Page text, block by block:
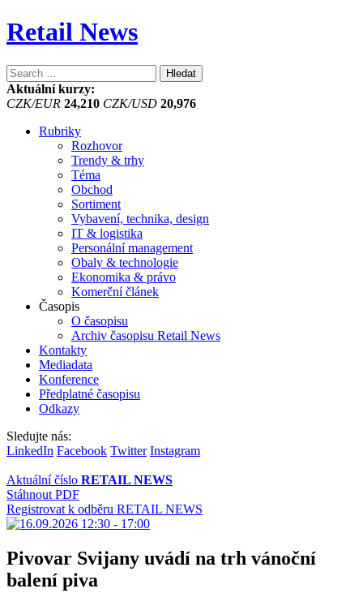
Retail News
Vyhledávání
Aktuální kurzy:
CZK/EUR 24,210 CZK/USD 20,976
Rubriky
Rozhovor
Trendy & trhy
Téma
Obchod
Sortiment
Vybavení, technika, design
IT & logistika
Personální management
Obaly & technologie
Ekonomika & právo
Komerční článek
Časopis
O časopisu
Archiv časopisu Retail News
Kontakty
Mediadata
Konference
Předplatné časopisu
Odkazy
Sledujte nás:
LinkedIn Facebook Twitter Instagram
Aktuální číslo RETAIL NEWS
Stáhnout PDF
Registrovat k odběru RETAIL NEWS
Pivovar Svijany uvádí na trh vánoční
balení piva